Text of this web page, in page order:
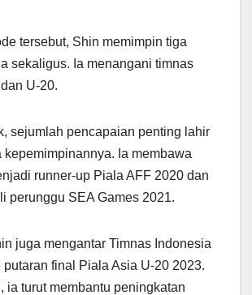
tersebut, Shin memimpin tiga
sekaligus. Ia menangani timnas
U-20.
sejumlah pencapaian penting lahir
kepemimpinannya. Ia membawa
runner-up Piala AFF 2020 dan
perunggu SEA Games 2021.
juga mengantar Timnas Indonesia
putaran final Piala Asia U-20 2023.
ia turut membantu peningkatan